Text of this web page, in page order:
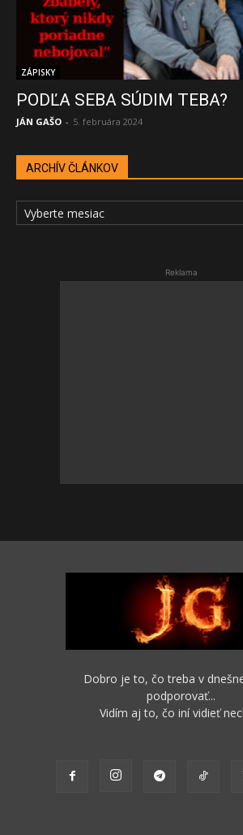
ZÁPISKY
PODĽA SEBA SÚDIM TEBA?
JÁN GAŠO - 5. februára 2024
ARCHÍV ČLÁNKOV
ARCHÍV
ČLÁNKOV
Reklama
Dobro je to, čo treba v
podporovať...
Vidím aj to, čo iní vidieť